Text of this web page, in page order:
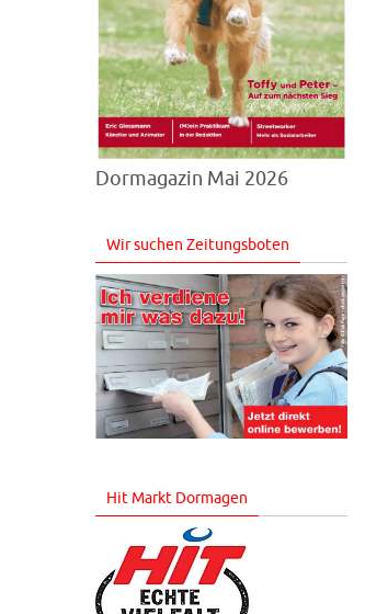
Dormagazin Mai 2026
Wir suchen Zeitungsboten
Hit Markt Dormagen